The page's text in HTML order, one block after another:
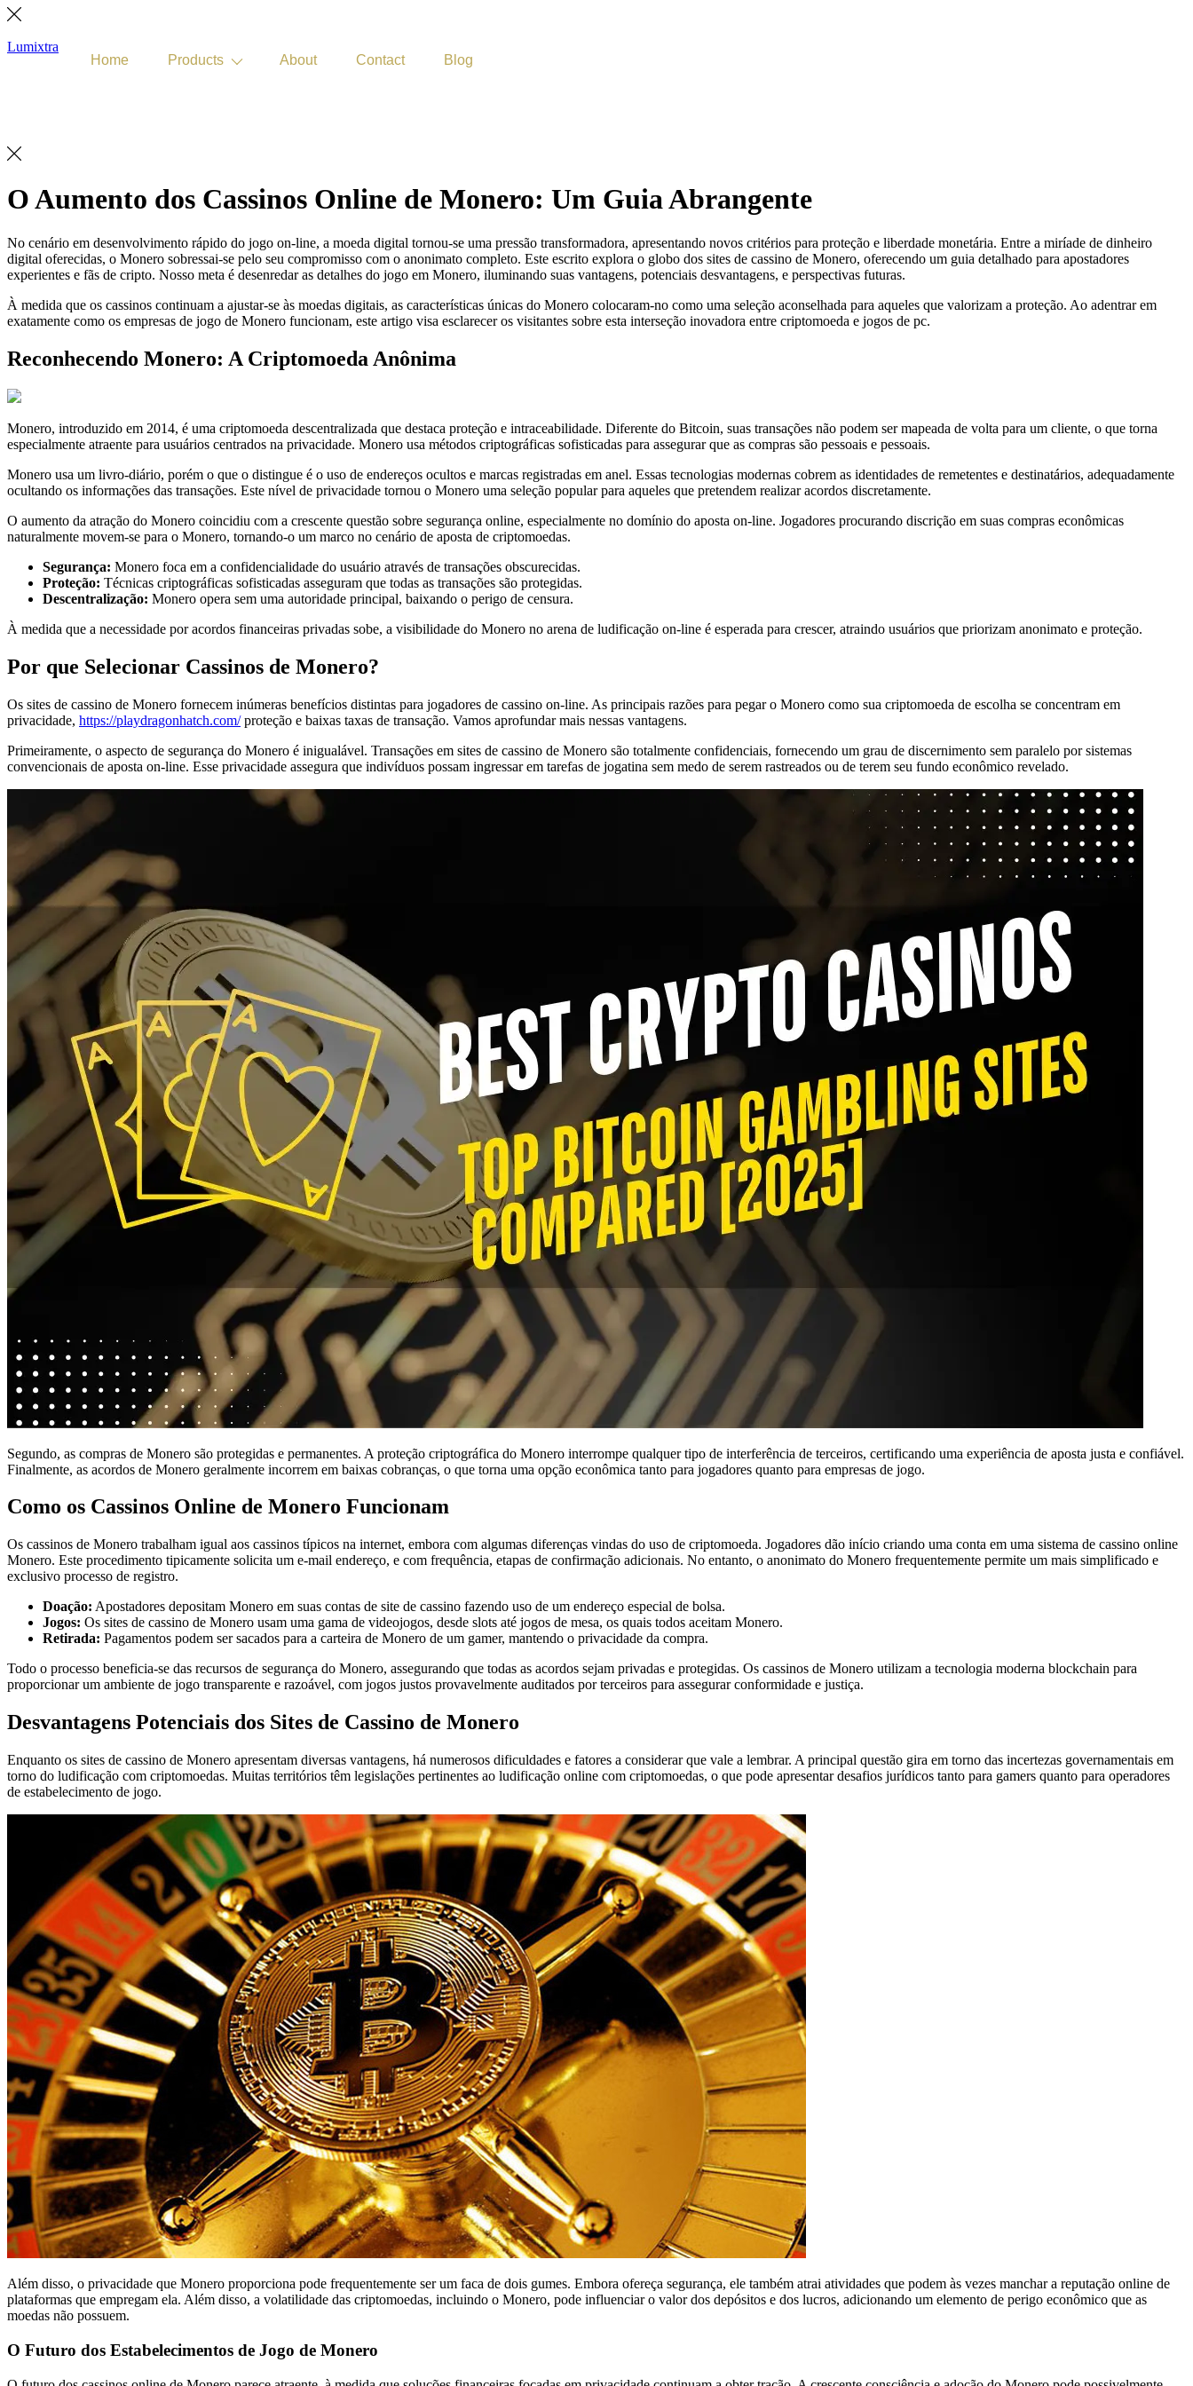
Lumixtra
Home
Products About Contact Blog
O Aumento dos Cassinos Online de Monero: Um Guia Abrangente
No cenário em desenvolvimento rápido do jogo on-line, a moeda digital tornou-se uma pressão transformadora, apresentando novos critérios para proteção e liberdade monetária. Entre a miríade de dinheiro
digital oferecidas, o Monero sobressai-se pelo seu compromisso com o anonimato completo. Este escrito explora o globo dos sites de cassino de Monero, oferecendo um guia detalhado para apostadores
experientes e fãs de cripto. Nosso meta é desenredar as detalhes do jogo em Monero, iluminando suas vantagens, potenciais desvantagens, e perspectivas futuras.
À medida que os cassinos continuam a ajustar-se às moedas digitais, as características únicas do Monero colocaram-no como uma seleção aconselhada para aqueles que valorizam a proteção. Ao adentrar em
exatamente como os empresas de jogo de Monero funcionam, este artigo visa esclarecer os visitantes sobre esta interseção inovadora entre criptomoeda e jogos de pc.
Reconhecendo Monero: A Criptomoeda Anônima
Monero, introduzido em 2014, é uma criptomoeda descentralizada que destaca proteção e intraceabilidade. Diferente do Bitcoin, suas transações não podem ser mapeada de volta para um cliente, o que torna
especialmente atraente para usuários centrados na privacidade. Monero usa métodos criptográficas sofisticadas para assegurar que as compras são pessoais e pessoais.
Monero usa um livro-diário, porém o que o distingue é o uso de endereços ocultos e marcas registradas em anel. Essas tecnologias modernas cobrem as identidades de remetentes e destinatários, adequadamente
ocultando os informações das transações. Este nível de privacidade tornou o Monero uma seleção popular para aqueles que pretendem realizar acordos discretamente.
O aumento da atração do Monero coincidiu com a crescente questão sobre segurança online, especialmente no domínio do aposta on-line. Jogadores procurando discrição em suas compras econômicas
naturalmente movem-se para o Monero, tornando-o um marco no cenário de aposta de criptomoedas.
Segurança: Monero foca em a confidencialidade do usuário através de transações obscurecidas.
Proteção: Técnicas criptográficas sofisticadas asseguram que todas as transações são protegidas.
Descentralização: Monero opera sem uma autoridade principal, baixando o perigo de censura.
À medida que a necessidade por acordos financeiras privadas sobe, a visibilidade do Monero no arena de ludificação on-line é esperada para crescer, atraindo usuários que priorizam anonimato e proteção.
Por que Selecionar Cassinos de Monero?
Os sites de cassino de Monero fornecem inúmeras benefícios distintas para jogadores de cassino on-line. As principais razões para pegar o Monero como sua criptomoeda de escolha se concentram em
privacidade, https://playdragonhatch.com/proteção e baixas taxas de transação. Vamos aprofundar mais nessas vantagens.
Primeiramente, o aspecto de segurança do Monero é inigualável. Transações em sites de cassino de Monero são totalmente confidenciais, fornecendo um grau de discernimento sem paralelo por sistemas
convencionais de aposta on-line. Esse privacidade assegura que indivíduos possam ingressar em tarefas de jogatina sem medo de serem rastreados ou de terem seu fundo econômico revelado.
Segundo, as compras de Monero são protegidas e permanentes. A proteção criptográfica do Monero interrompe qualquer tipo de interferência de terceiros, certificando uma experiência de aposta justa e confiável.
Finalmente, as acordos de Monero geralmente incorrem em baixas cobranças, o que torna uma opção econômica tanto para jogadores quanto para empresas de jogo.
Como os Cassinos Online de Monero Funcionam
Os cassinos de Monero trabalham igual aos cassinos típicos na internet, embora com algumas diferenças vindas do uso de criptomoeda. Jogadores dão início criando uma conta em uma sistema de cassino online
Monero. Este procedimento tipicamente solicita um e-mail endereço, e com frequência, etapas de confirmação adicionais. No entanto, o anonimato do Monero frequentemente permite um mais simplificado e
exclusivo processo de registro.
Doação: Apostadores depositam Monero em suas contas de site de cassino fazendo uso de um endereço especial de bolsa.
Jogos: Os sites de cassino de Monero usam uma gama de videojogos, desde slots até jogos de mesa, os quais todos aceitam Monero.
Retirada: Pagamentos podem ser sacados para a carteira de Monero de um gamer, mantendo o privacidade da compra.
Todo o processo beneficia-se das recursos de segurança do Monero, assegurando que todas as acordos sejam privadas e protegidas. Os cassinos de Monero utilizam a tecnologia moderna blockchain para
proporcionar um ambiente de jogo transparente e razoável, com jogos justos provavelmente auditados por terceiros para assegurar conformidade e justiça.
Desvantagens Potenciais dos Sites de Cassino de Monero
Enquanto os sites de cassino de Monero apresentam diversas vantagens, há numerosos dificuldades e fatores a considerar que vale a lembrar. A principal questão gira em torno das incertezas governamentais em
torno do ludificação com criptomoedas. Muitas territórios têm legislações pertinentes ao ludificação online com criptomoedas, o que pode apresentar desafios jurídicos tanto para gamers quanto para operadores
de estabelecimento de jogo.
Além disso, o privacidade que Monero proporciona pode frequentemente ser um faca de dois gumes. Embora ofereça segurança, ele também atrai atividades que podem às vezes manchar a reputação online de
plataformas que empregam ela. Além disso, a volatilidade das criptomoedas, incluindo o Monero, pode influenciar o valor dos depósitos e dos lucros, adicionando um elemento de perigo econômico que as
moedas não possuem.
O Futuro dos Estabelecimentos de Jogo de Monero